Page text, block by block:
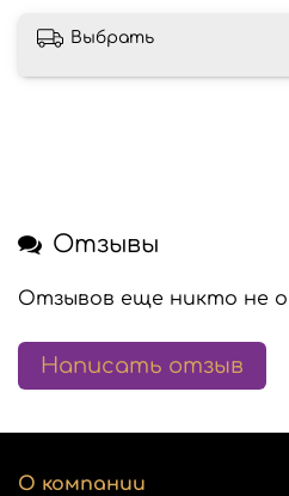
Выбрать
Отзывы
Отзывов еще никто не
Написать отзыв
О компании